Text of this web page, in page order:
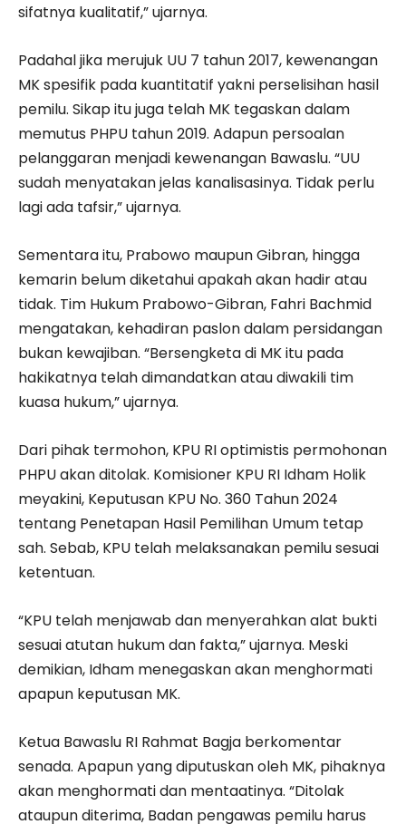
sifatnya kualitatif,” ujarnya.
Padahal jika merujuk UU 7 tahun 2017, kewenangan
MK spesifik pada kuantitatif yakni perselisihan hasil
pemilu. Sikap itu juga telah MK tegaskan dalam
memutus PHPU tahun 2019. Adapun persoalan
pelanggaran menjadi kewenangan Bawaslu. “UU
sudah menyatakan jelas kanalisasinya. Tidak perlu
lagi ada tafsir,” ujarnya.
Sementara itu, Prabowo maupun Gibran, hingga
kemarin belum diketahui apakah akan hadir atau
tidak. Tim Hukum Prabowo-Gibran, Fahri Bachmid
mengatakan, kehadiran paslon dalam persidangan
bukan kewajiban. “Bersengketa di MK itu pada
hakikatnya telah dimandatkan atau diwakili tim
kuasa hukum,” ujarnya.
Dari pihak termohon, KPU RI optimistis permohonan
PHPU akan ditolak. Komisioner KPU RI Idham Holik
meyakini, Keputusan KPU No. 360 Tahun 2024
tentang Penetapan Hasil Pemilihan Umum tetap
sah. Sebab, KPU telah melaksanakan pemilu sesuai
ketentuan.
“KPU telah menjawab dan menyerahkan alat bukti
sesuai atutan hukum dan fakta,” ujarnya. Meski
demikian, Idham menegaskan akan menghormati
apapun keputusan MK.
Ketua Bawaslu RI Rahmat Bagja berkomentar
senada. Apapun yang diputuskan oleh MK, pihaknya
akan menghormati dan mentaatinya. “Ditolak
ataupun diterima, Badan pengawas pemilu harus